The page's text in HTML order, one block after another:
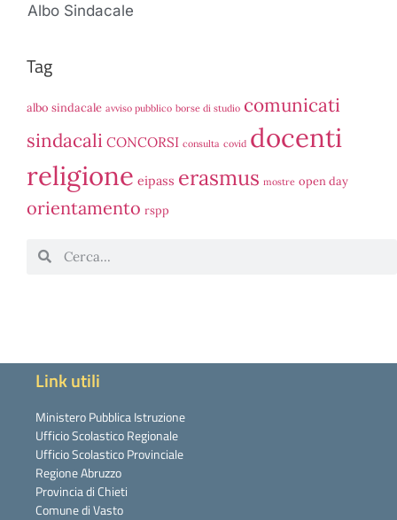
Albo Sindacale
Tag
albo sindacale avviso pubblico borse di studio comunicati
sindacali CONCORSI consulta covid docenti
religione eipass erasmus mostre open day
orientamento rspp
Link utili
Ministero Pubblica Istruzione
Ufficio Scolastico Regionale
Ufficio Scolastico Provinciale
Regione Abruzzo
Provincia di Chieti
Comune di Vasto